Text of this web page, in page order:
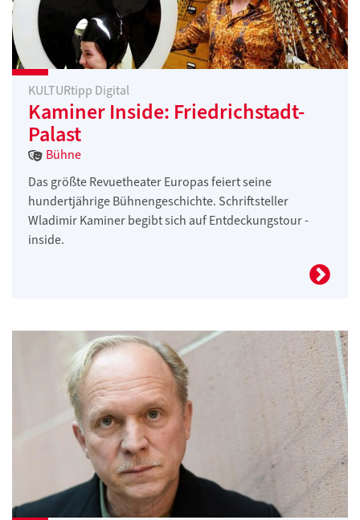
KULTURtipp Digital
Kaminer Inside: Friedrichstadt-
Palast
Bühne
Das größte Revuetheater Europas feiert seine
hundertjährige Bühnengeschichte. Schriftsteller
Wladimir Kaminer begibt sich auf Entdeckungstour -
inside.